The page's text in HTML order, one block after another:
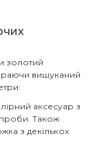
золотий
вишуканий
аксесуар з
Також
з декількох